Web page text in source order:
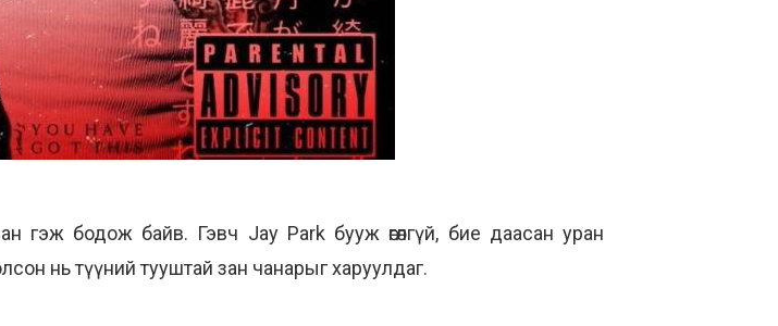
гэж бодож байв. Гэвч Jay Park бууж өгөлгүй, бие даасан уран
нь түүний тууштай зан чанарыг харуулдаг.